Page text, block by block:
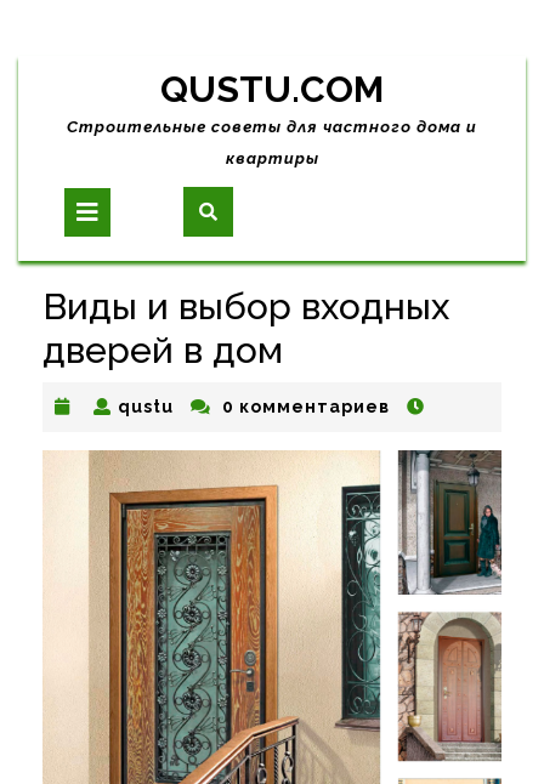
Skip
content
QUSTU.COM
Строительные советы для частного дома и
квартиры
Open
Button
Виды и выбор входных
дверей в дом
qustu qustu0 комментариев